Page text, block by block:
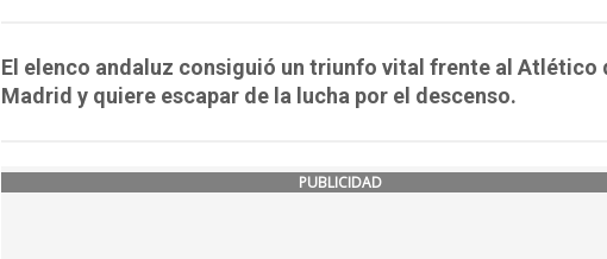
El elenco andaluz consiguió un triunfo vital frente al Atlético
Madrid y quiere escapar de la lucha por el descenso.
PUBLICIDAD